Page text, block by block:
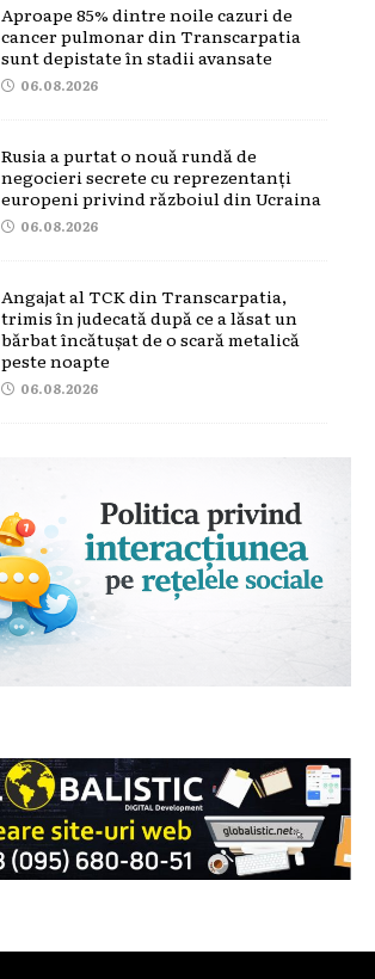
Aproape 85% dintre noile cazuri de
cancer pulmonar din Transcarpatia
sunt depistate în stadii avansate
06.08.2026
Rusia a purtat o nouă rundă de
negocieri secrete cu reprezentanți
europeni privind războiul din Ucraina
06.08.2026
Angajat al TCK din Transcarpatia,
trimis în judecată după ce a lăsat un
bărbat încătușat de o scară metalică
peste noapte
06.08.2026